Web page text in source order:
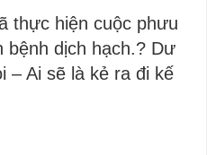
thực hiện cuộc phưu
bệnh dịch hạch.? Dư
– Ai sẽ là kẻ ra đi kế